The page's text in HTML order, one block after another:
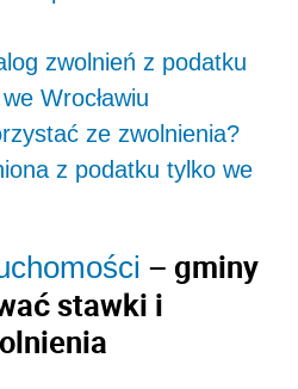
zwolnień z podatku
Wrocławiu
ze zwolnienia?
z podatku tylko we
– gminy
stawki i